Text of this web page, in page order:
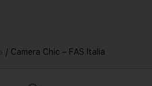
/ Camera Chic – FAS Italia